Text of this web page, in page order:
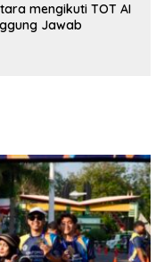
mengikuti TOT AI
Jawab